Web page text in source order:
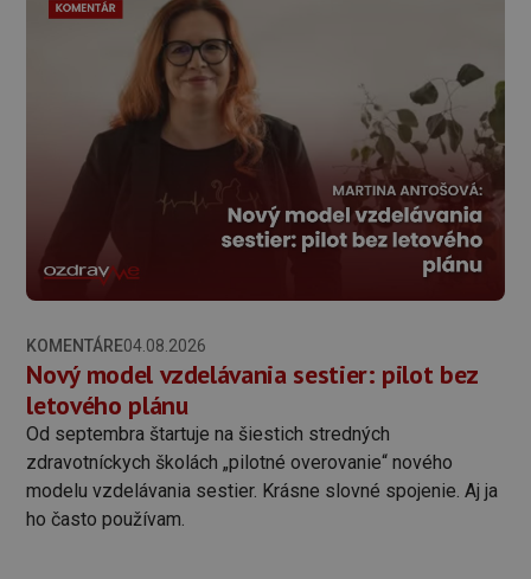
KOMENTÁRE04.08.2026
Nový model vzdelávania sestier: pilot bez
letového plánu
Od septembra štartuje na šiestich stredných
zdravotníckych školách „pilotné overovanie“ nového
modelu vzdelávania sestier. Krásne slovné spojenie. Aj ja
ho často používam.